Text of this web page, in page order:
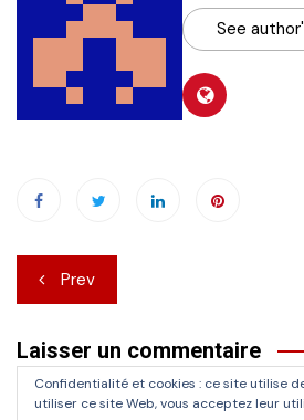
See
Navigation
de
l’article
Prev
Laisser un commentaire
Vous devezvous connecterpour
Confidentialité et cookies : ce site utilise
utiliser ce site Web, vous acceptez leur